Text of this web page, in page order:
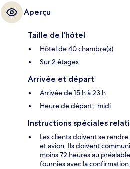
Aperçu
Taille de l’hôtel
Hôtel de 40 chambre(s)
Sur 2 étages
Arrivée et départ
Arrivée de 15 h à 23 h
Heure de départ : midi
Instructions spéciales
Les clients doivent se
et avion. Ils doivent
moins 72 heures au
fournies avec la